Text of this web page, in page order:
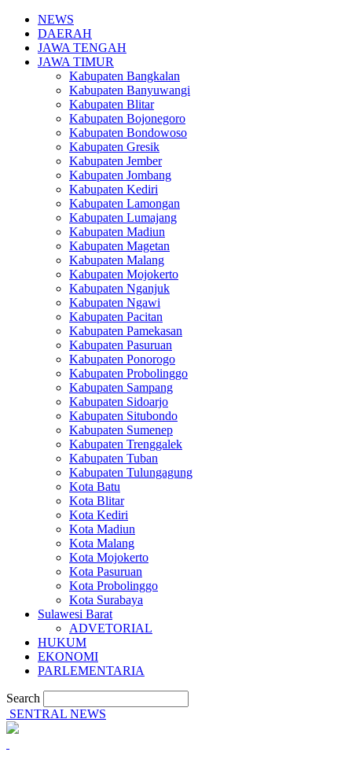
NEWS
DAERAH
JAWA TENGAH
JAWA TIMUR
Kabupaten Bangkalan
Kabupaten Banyuwangi
Kabupaten Blitar
Kabupaten Bojonegoro
Kabupaten Bondowoso
Kabupaten Gresik
Kabupaten Jember
Kabupaten Jombang
Kabupaten Kediri
Kabupaten Lamongan
Kabupaten Lumajang
Kabupaten Madiun
Kabupaten Magetan
Kabupaten Malang
Kabupaten Mojokerto
Kabupaten Nganjuk
Kabupaten Ngawi
Kabupaten Pacitan
Kabupaten Pamekasan
Kabupaten Pasuruan
Kabupaten Ponorogo
Kabupaten Probolinggo
Kabupaten Sampang
Kabupaten Sidoarjo
Kabupaten Situbondo
Kabupaten Sumenep
Kabupaten Trenggalek
Kabupaten Tuban
Kabupaten Tulungagung
Kota Batu
Kota Blitar
Kota Kediri
Kota Madiun
Kota Malang
Kota Mojokerto
Kota Pasuruan
Kota Probolinggo
Kota Surabaya
Sulawesi Barat
ADVETORIAL
HUKUM
EKONOMI
PARLEMENTARIA
Search
SENTRAL NEWS